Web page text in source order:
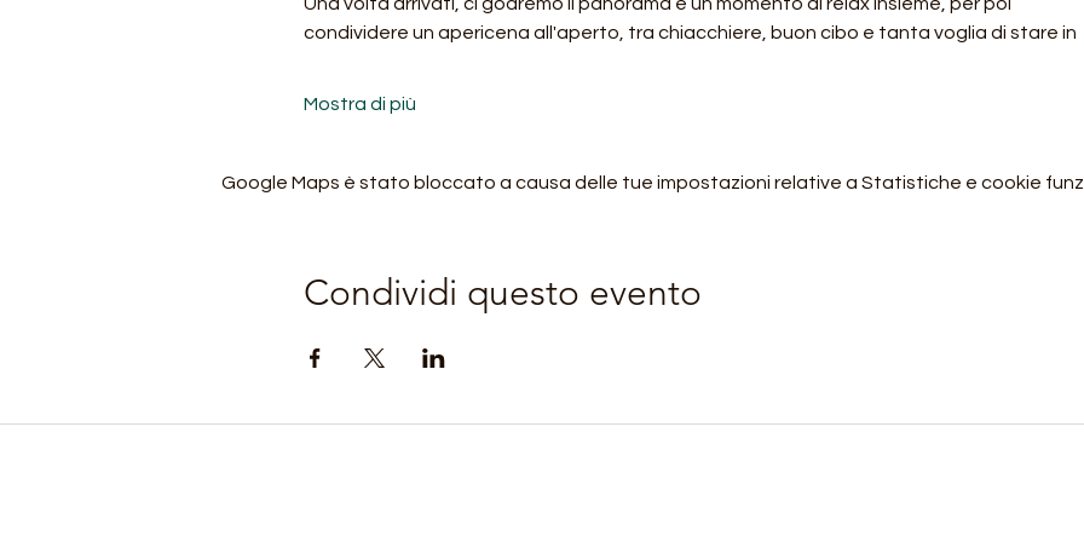
condividere un apericena all'aperto, tra chiacchiere, buon cibo e tanta voglia di stare in
Mostra di più
Google Maps è stato bloccato a causa delle tue impostazioni relative a Statistiche e cookie
Condividi questo evento